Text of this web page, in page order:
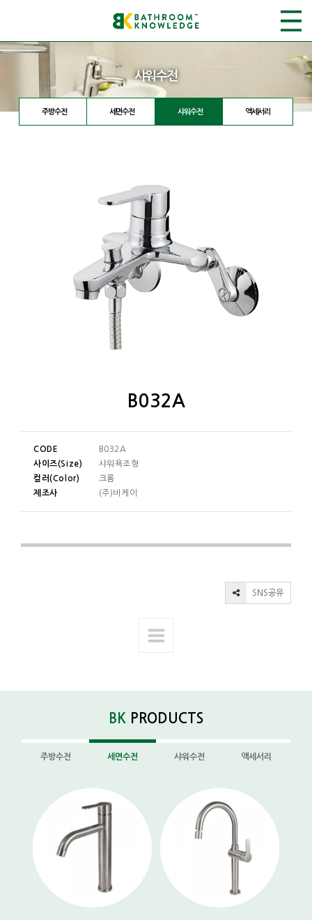
샤워수전
주방수전 세면수전 샤워수전 액세서리
B032A
CODE
B032A
사이즈(Size)
샤워욕조형
컬러(Color)
크롬
제조사
(주)비케이
SNS공유
BK PRODUCTS
주방수전 세면수전 샤워수전 액세서리